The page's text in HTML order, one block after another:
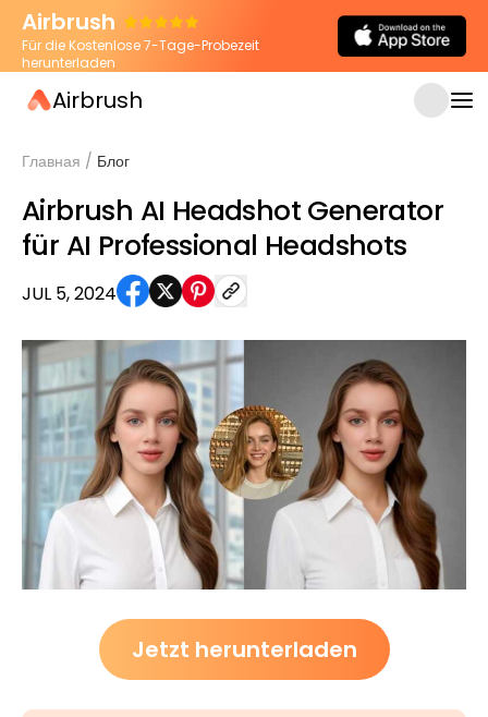
Airbrush
Für die Kostenlose 7-Tage-Probezeit
herunterladen
Airbrush
Главная / Блог
Airbrush AI Headshot Generator
für AI Professional Headshots
JUL 5, 2024
Jetzt herunterladen